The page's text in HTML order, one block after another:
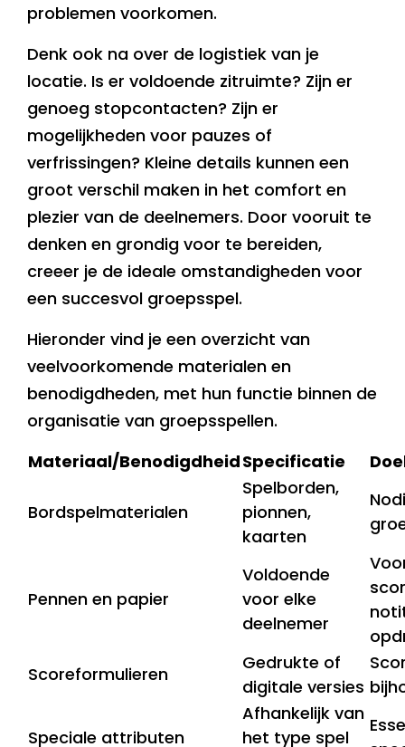
problemen voorkomen.
Denk ook na over de logistiek van je
locatie. Is er voldoende zitruimte? Zijn er
genoeg stopcontacten? Zijn er
mogelijkheden voor pauzes of
verfrissingen? Kleine details kunnen een
groot verschil maken in het comfort en
plezier van de deelnemers. Door vooruit te
denken en grondig voor te bereiden,
creeer je de ideale omstandigheden voor
een succesvol groepsspel.
Hieronder vind je een overzicht van
veelvoorkomende materialen en
benodigdheden, met hun functie binnen de
organisatie van groepsspellen.
Materiaal/BenodigdheidSpecificatie
Bordspelmaterialen
Spelborden,
pionnen,
kaarten
Pennen en papier
Voldoende
voor elke
deelnemer
Scoreformulieren
Gedrukte of
digitale versies
Speciale attributen
Afhankelijk van
het type spel